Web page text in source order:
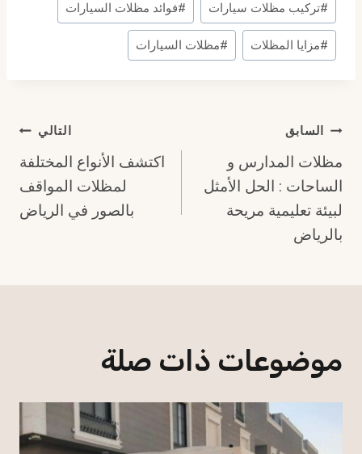
#تركيب مظلات سيارات #فوائد مظلات السيارات
#مزايا المظلات #مظلات السيارات
تصفّح
المقالات
السابق
مظلات المدارس و
الساحات : الحل الأمثل
لبيئة تعليمية مريحة
بالرياض
التالي
اكتشف الأنواع المختلفة
لمظلات المواقف
بالصور في الرياض
موضوعات ذات صلة